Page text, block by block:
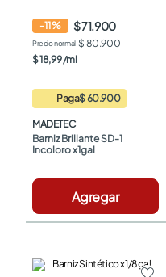
-11% $ 71.900
$ 80.900
$18,99/ml
Paga$ 60.900
MADETEC
Barniz Brillante SD-1
Incoloro x1gal
Agregar